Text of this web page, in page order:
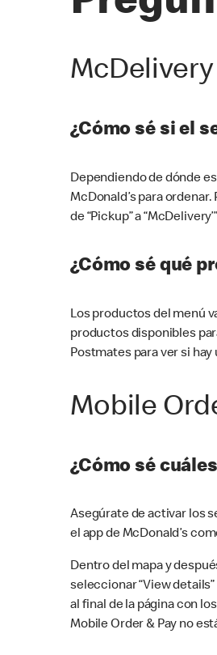
McDelivery
¿Cómo sé si el
Dependiendo de dónde
McDonald’s para
de “Pickup” a
¿Cómo sé qué
Los productos del menú
productos disponibles
Postmates para ver si
Mobile
¿Cómo sé
Asegúrate de activar los
el app de McDonald’s
Dentro del mapa y
seleccionar “View
al final de la página con
Mobile Order & Pay no